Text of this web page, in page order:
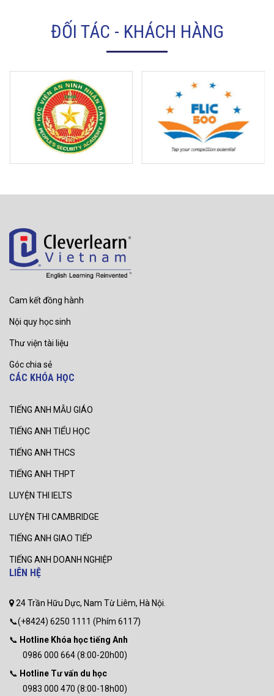
ĐỐI TÁC - KHÁCH HÀNG
Cam kết đồng hành
Nội quy học sinh
Thư viện tài liệu
Góc chia sẻ
CÁC KHÓA HỌC
TIẾNG ANH MẪU GIÁO
TIẾNG ANH TIỂU HỌC
TIẾNG ANH THCS
TIẾNG ANH THPT
LUYỆN THI IELTS
LUYỆN THI CAMBRIDGE
TIẾNG ANH GIAO TIẾP
TIẾNG ANH DOANH NGHIỆP
LIÊN HỆ
24 Trần Hữu Dực, Nam Từ Liêm, Hà Nội.
📞(+8424) 6250 1111 (Phím 6117)
📞 Hotline Khóa học tiếng Anh
0986 000 664 (8:00-20h00)
📞 Hotline Tư vấn du học
0983 000 470 (8:00-18h00)